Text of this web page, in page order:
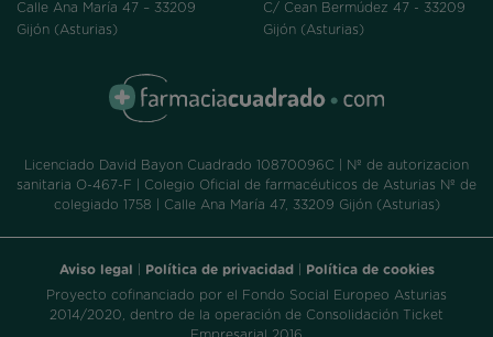
Calle Ana María 47 – 33209
Gijón (Asturias)
C/ Cean Bermúdez 47 - 33209
Gijón (Asturias)
Licenciado David Bayon Cuadrado 10870096C | Nº de autorizacion
sanitaria O-467-F | Colegio Oficial de farmacéuticos de Asturias Nº de
colegiado 1758 | Calle Ana María 47, 33209 Gijón (Asturias)
Aviso legal Política de privacidad
Política de cookies
Proyecto cofinanciado por el Fondo Social Europeo Asturias
2014/2020, dentro de la operación de Consolidación Ticket